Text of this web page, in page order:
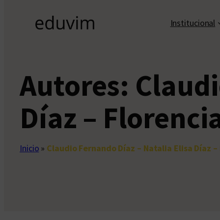
Institucional
Autores:
Díaz –
Inicio » Claudio Fernando Díaz – Natalia Elisa Díaz